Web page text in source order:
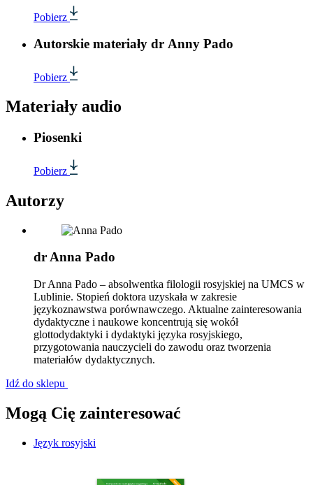
Pobierz
Autorskie materiały dr Anny Pado
Pobierz
Materiały audio
Piosenki
Pobierz
Autorzy
dr Anna Pado
Dr Anna Pado – absolwentka filologii rosyjskiej na UMCS w
Lublinie. Stopień doktora uzyskała w zakresie
językoznawstwa porównawczego. Aktualne zainteresowania
dydaktyczne i naukowe koncentrują się wokół
glottodydaktyki i dydaktyki języka rosyjskiego,
przygotowania nauczycieli do zawodu oraz tworzenia
materiałów dydaktycznych.
Idź do sklepu
Mogą Cię zainteresować
Język rosyjski